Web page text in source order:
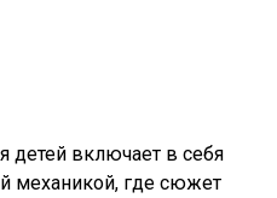
детей включает в себя
механикой, где сюжет